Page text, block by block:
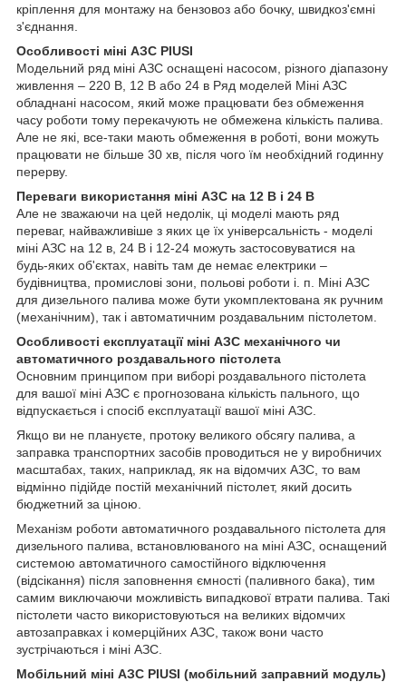
кріплення для монтажу на бензовоз або бочку, швидкоз'ємні
з'єднання.
Особливості міні АЗС PIUSI
Модельний ряд міні АЗС оснащені насосом, різного діапазону
живлення – 220 В, 12 В або 24 в Ряд моделей Міні АЗС
обладнані насосом, який може працювати без обмеження
часу роботи тому перекачують не обмежена кількість палива.
Але не які, все-таки мають обмеження в роботі, вони можуть
працювати не більше 30 хв, після чого їм необхідний годинну
перерву.
Переваги використання міні АЗС на 12 В і 24 В
Але не зважаючи на цей недолік, ці моделі мають ряд
переваг, найважливіше з яких це їх універсальність - моделі
міні АЗС на 12 в, 24 В і 12-24 можуть застосовуватися на
будь-яких об'єктах, навіть там де немає електрики –
будівництва, промислові зони, польові роботи і. п. Міні АЗС
для дизельного палива може бути укомплектована як ручним
(механічним), так і автоматичним роздавальним пістолетом.
Особливості експлуатації міні АЗС механічного чи
автоматичного роздавального пістолета
Основним принципом при виборі роздавального пістолета
для вашої міні АЗС є прогнозована кількість пального, що
відпускається і спосіб експлуатації вашої міні АЗС.
Якщо ви не плануєте, протоку великого обсягу палива, а
заправка транспортних засобів проводиться не у виробничих
масштабах, таких, наприклад, як на відомчих АЗС, то вам
відмінно підійде постій механічний пістолет, який досить
бюджетний за ціною.
Механізм роботи автоматичного роздавального пістолета для
дизельного палива, встановлюваного на міні АЗС, оснащений
системою автоматичного самостійного відключення
(відсікання) після заповнення ємності (паливного бака), тим
самим виключаючи можливість випадкової втрати палива. Такі
пістолети часто використовуються на великих відомчих
автозаправках і комерційних АЗС, також вони часто
зустрічаються і міні АЗС.
Мобільний міні АЗС PIUSI (мобільний заправний модуль)